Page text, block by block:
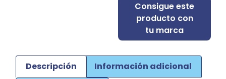
Consigue este
producto con
tu marca
Descripción
Información adicional